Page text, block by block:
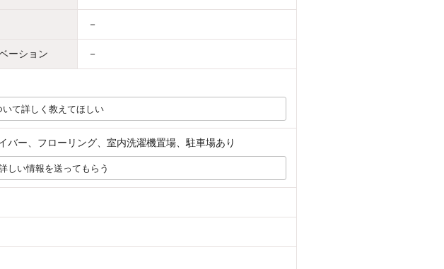
－
ーション －
いて詳しく教えてほしい
ー、フローリング、室内洗濯機置場、駐車場あり
しい情報を送ってもらう